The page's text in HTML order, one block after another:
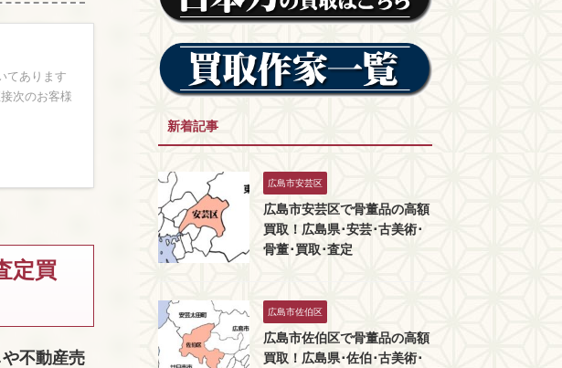
てあります
次のお客様
定買
不動産売
新着記事
広島市安芸区
広島市安芸区で骨董品の高額
買取！広島県･安芸･古美術･
骨董･買取･査定
広島市佐伯区
広島市佐伯区で骨董品の高額
買取！広島県･佐伯･古美術･